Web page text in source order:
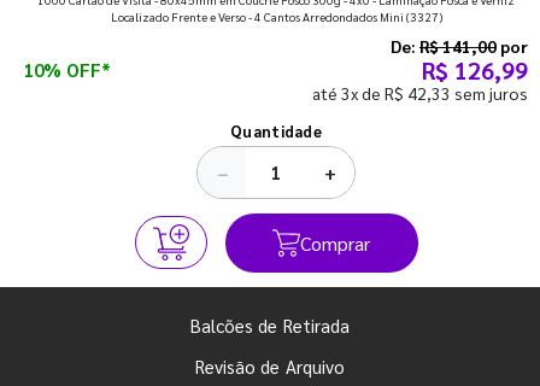
que fazem toda diferença para começar o segundo
Localizado Frente e Verso - 4 Cantos Arredondados Mini (3327)
10% OFF*
De: R$ 141,00 por
R$ 126,99
até 3x de R$ 42,33 sem juros
Quantidade
− +
Comprar
Balcões de Retirada
Revisão de Arquivo